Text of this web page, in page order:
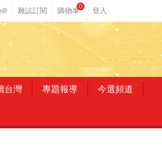
0
台灣 專題報導 今選頻道